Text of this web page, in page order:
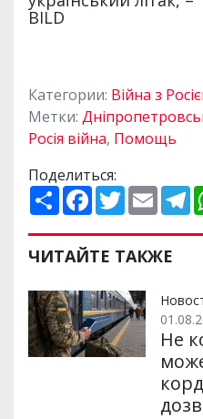
Категории: Війна з
Метки:
Росія війна, Помощь
Поделиться:
П
о
и
р
и
и
F
a
e
b
o
k
T
w
t
t
e
E
m
i
l
T
e
e
m
ЧИТАЙТЕ ТАКЖЕ
Не